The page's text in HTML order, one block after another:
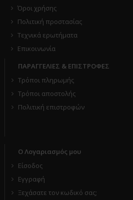
Όροι χρήσης
Πολιτική προστασίας
Τεχνικά ερωτήματα
Επικοινωνία
ΠΑΡΑΓΓΕΛΙΕΣ & ΕΠΙΣΤΡΟΦΕΣ
Τρόποι πληρωμής
Τρόποι αποστολής
Πολιτική επιστροφών
Ο Λογαριασμός μου
Είσοδος
Εγγραφή
Ξεχάσατε τον κωδικό σας;